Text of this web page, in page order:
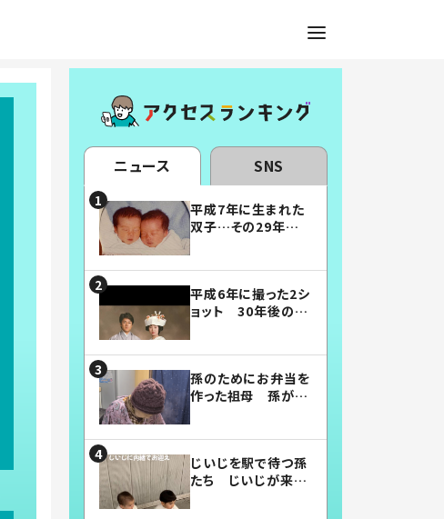
ニュース SNS
平成7年に生まれた
双子…その29年後
平成6年に撮った2シ
ョット 30年後の姿
孫のためにお弁当を
作った祖母 孫が絶
じいじを駅で待つ孫
たち じいじが来た